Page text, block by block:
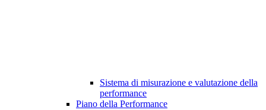
Sistema di misurazione e valutazione della
performance
Piano della Performance